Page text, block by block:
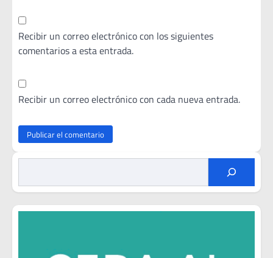
Recibir un correo electrónico con los siguientes
comentarios a esta entrada.
Recibir un correo electrónico con cada nueva entrada.